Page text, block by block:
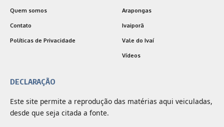
Quem somos
Contato
Políticas de Privacidade
Arapongas
Ivaiporã
Vale do Ivaí
Vídeos
DECLARAÇÃO
Este site permite a reprodução das matérias aqui veiculadas,
desde que seja citada a fonte.